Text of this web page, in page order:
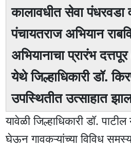
कालावधीत सेवा पंधरवडा
पंचायतराज अभियान
अभियानाचा प्रारंभ
येथे जिल्हाधिकारी डॉ.
उपस्थितीत उत्साहात
यावेळी जिल्हाधिकारी डॉ.
घेऊन गावकऱ्यांच्या विविध